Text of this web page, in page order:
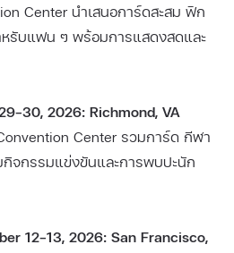
Center นำเสนอการ์ดสะสม ฟิก
หรับแฟน ๆ พร้อมการแสดงสดและ
2026: Richmond, VA
Center รวมการ์ด กีฬา
จกรรมแข่งขันและการพบปะนัก
12–13, 2026: San Francisco,